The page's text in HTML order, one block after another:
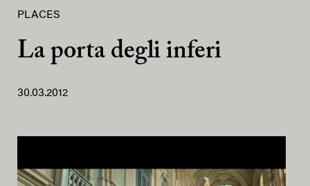
PLACES
La porta degli inferi
30.03.2012